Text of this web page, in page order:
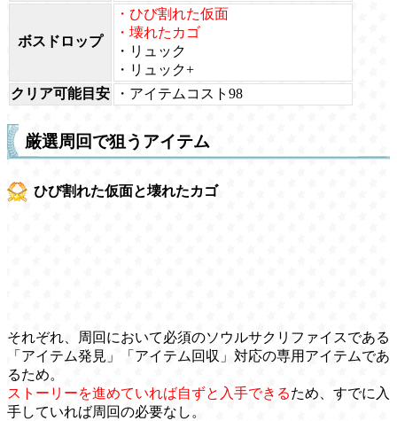
ボスドロップ
・ひび割れた仮面
・壊れたカゴ
・リュック
・リュック+
クリア可能目安
・アイテムコスト98
厳選周回で狙うアイテム
ひび割れた仮面と壊れたカゴ
それぞれ、周回において必須のソウルサクリファイスである
「アイテム発見」「アイテム回収」対応の専用アイテムであ
るため。
ストーリーを進めていれば自ずと入手できるため、すでに入
手していれば周回の必要なし。